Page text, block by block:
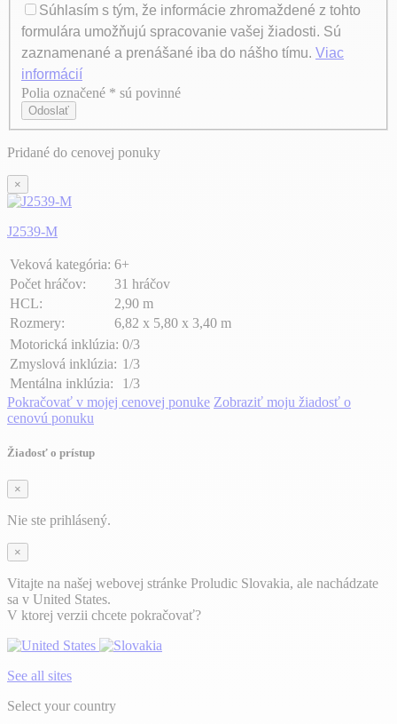
Súhlasím s tým, že informácie zhromaždené z tohto
formulára umožňujú spracovanie vašej žiadosti. Sú
zaznamenané a prenášané iba do nášho tímu. Viac
informácií
Axeptio consent
Polia označené * sú povinné
Odoslať
Pridané do cenovej ponuky
×
J2539-M
Veková kategória: 6+
Počet hráčov:
31 hráčov
HCL:
2,90 m
Rozmery:
6,82 x 5,80 x 3,40 m
Motorická inklúzia: 0/3
Zmyslová inklúzia: 1/3
Mentálna inklúzia:
1/3
Pokračovať v mojej cenovej ponuke Zobraziť moju žiadosť o
cenovú ponuku
Žiadosť o prístup
×
Nie ste prihlásený.
×
Vitajte na našej webovej stránke Proludic Slovakia, ale nachádzate
sa v United States.
V ktorej verzii chcete pokračovať?
See all sites
Select your country